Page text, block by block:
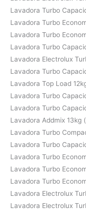
Lavadora Turbo
Lavadora Turbo
Lavadora Turbo
Lavadora Turbo
Lavadora Electrolux
Lavadora Turbo
Lavadora Top Load
Lavadora Turbo
Lavadora Turbo
Lavadora Addmix 13kg
Lavadora Turbo
Lavadora Turbo
Lavadora Turbo
Lavadora Turbo
Lavadora Turbo
Lavadora Electrolux
Lavadora Electrolux